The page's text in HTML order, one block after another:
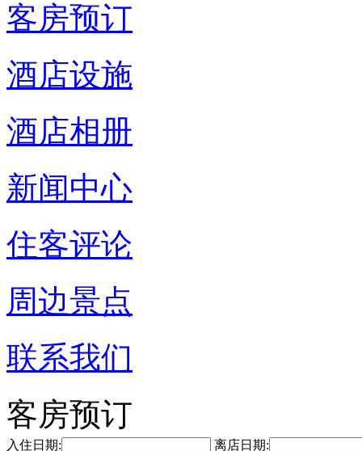
客房预订
酒店设施
酒店相册
新闻中心
住客评论
周边景点
联系我们
客房预订
入住日期: 离店日期: